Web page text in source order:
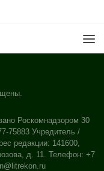
Роскомнадзором 30
75883 Учредитель /
редакции: 141600,
д. 11. Телефон: +7